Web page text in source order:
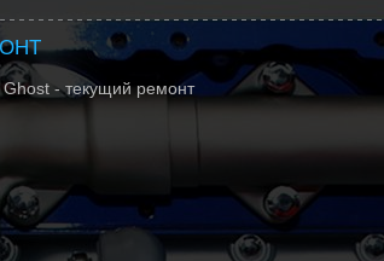
- текущий ремонт